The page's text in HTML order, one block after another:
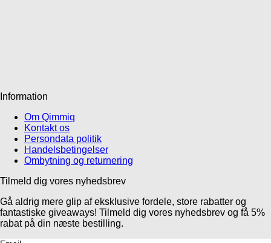
Information
Om Qimmiq
Kontakt os
Persondata politik
Handelsbetingelser
Ombytning og returnering
Tilmeld dig vores nyhedsbrev
Gå aldrig mere glip af eksklusive fordele, store rabatter og
fantastiske giveaways! Tilmeld dig vores nyhedsbrev og få 5%
rabat på din næste bestilling.